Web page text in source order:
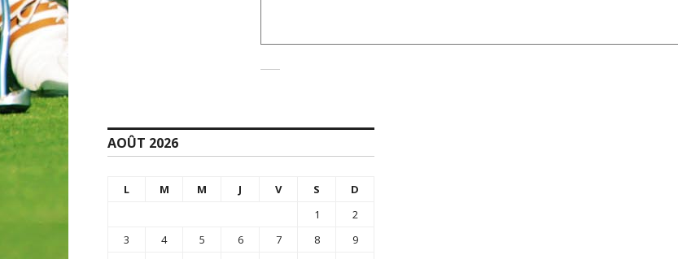
AOÛT 2026
L M M J V S
D
1
2
3
4 5 6 7 8
9